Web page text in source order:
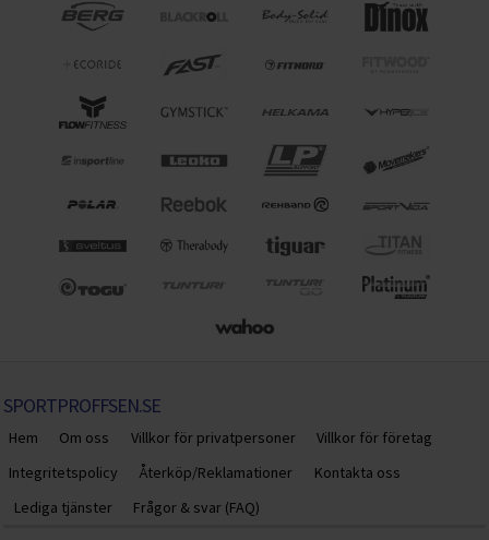
SPORTPROFFSEN.SE
Hem Om oss Villkor för privatpersoner
Villkor för företag
Integritetspolicy
Återköp/Reklamationer
Kontakta oss
Lediga tjänster
Frågor & svar (FAQ)